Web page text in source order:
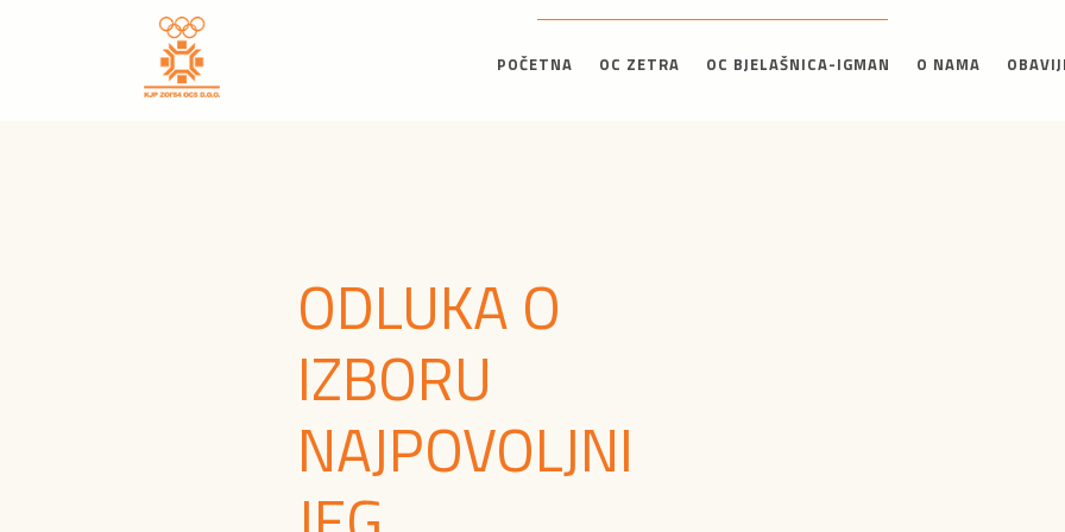
POČETNA OC ZETRA OC BJELAŠNICA-IGMAN O NAMA
ODLUKA O
IZBORU
NAJPOVOLJNI